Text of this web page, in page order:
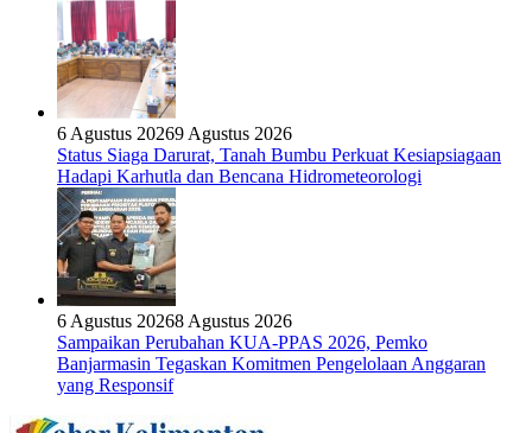
6 Agustus 20269 Agustus 2026
Status Siaga Darurat, Tanah Bumbu Perkuat Kesiapsiagaan
Hadapi Karhutla dan Bencana Hidrometeorologi
6 Agustus 20268 Agustus 2026
Sampaikan Perubahan KUA-PPAS 2026, Pemko
Banjarmasin Tegaskan Komitmen Pengelolaan Anggaran
yang Responsif